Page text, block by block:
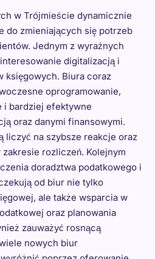
w Trójmieście dynamicznie
do zmieniających się potrzeb
Jednym z wyraźnych
digitalizacją i
księgowych. Biura coraz
oprogramowanie,
i bardziej efektywne
oraz danymi finansowymi.
liczyć na szybsze reakcje oraz
rozliczeń. Kolejnym
doradztwa podatkowego i
od biur nie tylko
ale także wsparcia w
oraz planowania
zauważyć rosnącą
nowych biur